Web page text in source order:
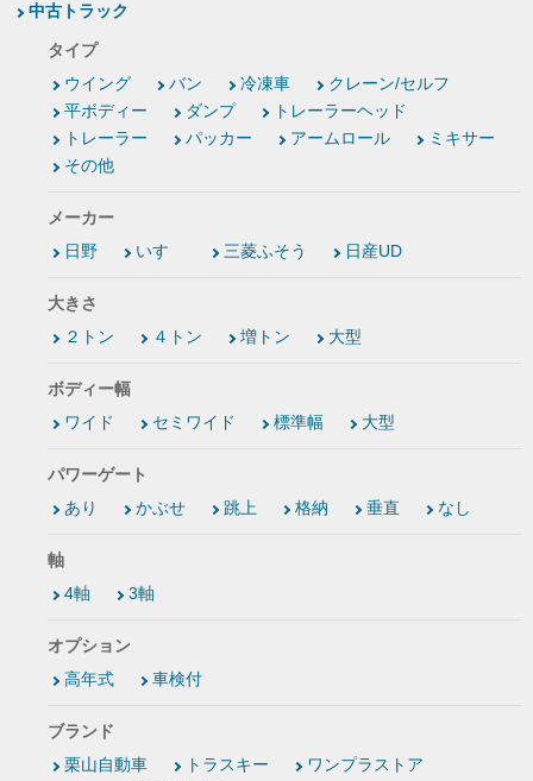
中古トラック
タイプ
ウイング
バン 冷凍車
クレーン/セルフ
平ボディー
ダンプ
トレーラーヘッド
トレーラー
パッカー アームロール
ミキサー
その他
メーカー
日野
いすゞ 三菱ふそう 日産UD
大きさ
２トン
４トン 増トン 大型
ボディー幅
ワイド
セミワイド 標準幅 大型
パワーゲート
あり
かぶせ 跳上 格納 垂直 なし
軸
4軸
3軸
オプション
高年式
車検付
ブランド
栗山自動車
トラスキー
ワンプラストア